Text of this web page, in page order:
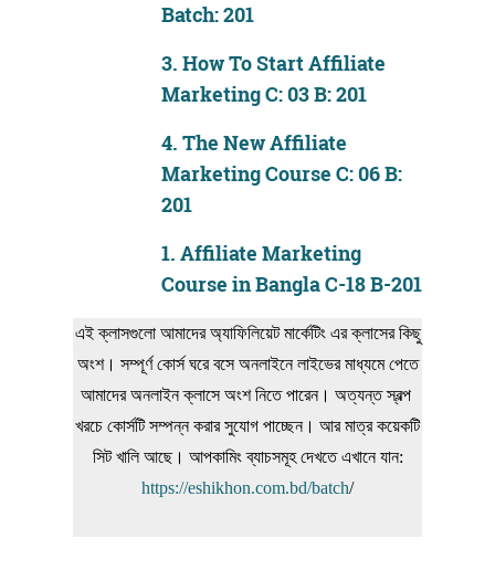
Batch: 201
3. How To Start Affiliate
Marketing C: 03 B: 201
4. The New Affiliate
Marketing Course C: 06 B:
201
1. Affiliate Marketing
Course in Bangla C-18 B-201
এই ক্লাসগুলো আমাদের অ্যাফিলিয়েট মার্কেটিং এর ক্লাসের কিছু
অংশ। সম্পূর্ণ কোর্স ঘরে বসে অনলাইনে লাইভের মাধ্যমে পেতে
আমাদের অনলাইন ক্লাসে অংশ নিতে পারেন। অত্যন্ত স্বল্প
খরচে কোর্সটি সম্পন্ন করার সুযোগ পাচ্ছেন। আর মাত্র কয়েকটি
সিট খালি আছে। আপকামিং ব্যাচসমূহ দেখতে এখানে যান:
https://eshikhon.com.bd/batch/